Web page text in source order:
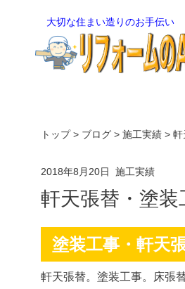
大切な住まい造りのお手伝い
トップ> ブログ > 施工実績 > 軒
2018年8月20日 施工実績
軒天張替・塗
塗装工事・軒天
軒天張替。塗装工事。床張